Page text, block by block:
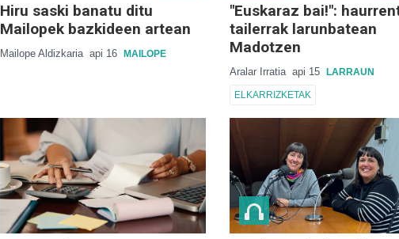
Hiru saski banatu ditu
Mailopek bazkideen artean
Mailope Aldizkaria api 16 MAILOPE
"Euskaraz bai!":
tailerrak larunbatean
Madotzen
Aralar Irratia api 15 LARRAUN
ELKARRIZKETAK